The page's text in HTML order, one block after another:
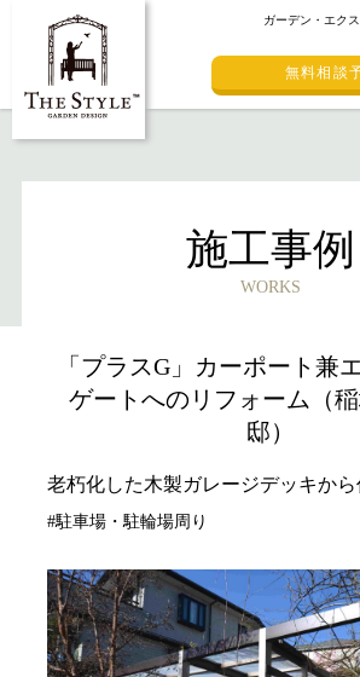
無料相談
ガーデン・エク
施工事例
WORKS
「プラスG」カーポート兼
ゲートへのリフォーム（
邸）
老朽化した木製ガレージデッキから
#駐車場・駐輪場周り